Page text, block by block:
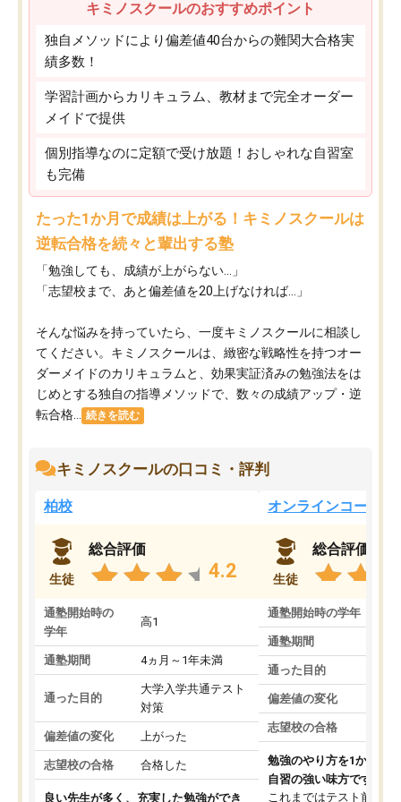
キミノスクールのおすすめポイント
独自メソッドにより偏差値40台からの難関大合格実
績多数！
学習計画からカリキュラム、教材まで完全オーダー
メイドで提供
個別指導なのに定額で受け放題！おしゃれな自習室
も完備
たった1か月で成績は上がる！キミノスクールは
逆転合格を続々と輩出する塾
「勉強しても、成績が上がらない…」
「志望校まで、あと偏差値を20上げなければ…」
そんな悩みを持っていたら、一度キミノスクールに相談し
てください。キミノスクールは、緻密な戦略性を持つオー
ダーメイドのカリキュラムと、効果実証済みの勉強法をは
じめとする独自の指導メソッドで、数々の成績アップ・逆
転合格...
続きを読む
キミノスクールの口コミ・評判
柏校
生徒
総合評価
4.2
通塾開始時の
学年
高1
通塾期間 4ヵ月～1年未満
通った目的
大学入学共通テスト
対策
偏差値の変化 上がった
志望校の合格 合格した
良い先生が多く、充実した勉強ができ
オンラインコース
生徒
総合評価
通塾開始時の学年
通塾期間
通った目的
偏差値の変化
志望校の合格
勉強のやり方を1から教
自習の強い味方です。
これまではテスト前に何